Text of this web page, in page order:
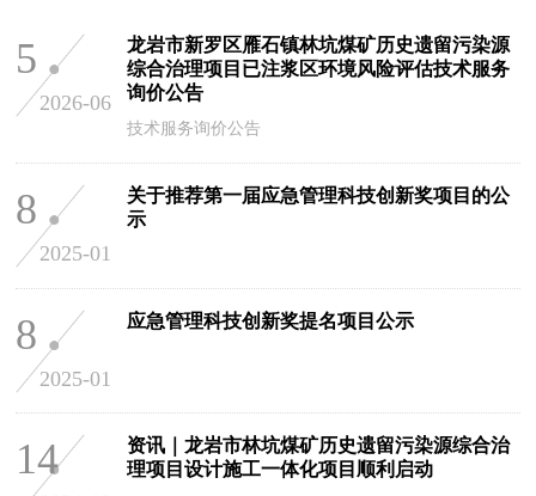
5
2026-06
龙岩市新罗区雁石镇林坑煤矿历史遗留污染源
综合治理项目已注浆区环境风险评估技术服务
询价公告
技术服务询价公告
8
2025-01
关于推荐第一届应急管理科技创新奖项目的公
示
8
2025-01
应急管理科技创新奖提名项目公示
14
资讯｜龙岩市林坑煤矿历史遗留污染源综合治
理项目设计施工一体化项目顺利启动